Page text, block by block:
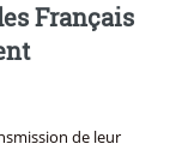
Français
de leur